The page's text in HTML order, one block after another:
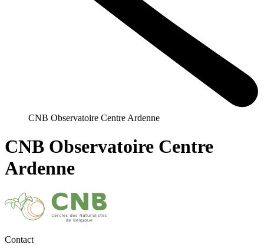
CNB Observatoire Centre Ardenne
CNB Observatoire Centre
Ardenne
Contact